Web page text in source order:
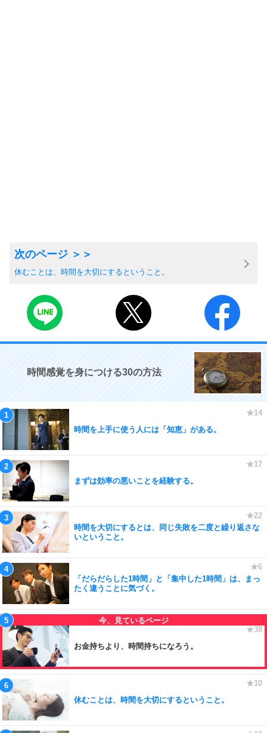
休むことは、時間を大切にするということ。
時間感覚を身につける30の方法
時間を上手に使う人には「知恵」がある。
まずは効率の悪いことを経験する。
時間を大切にするとは、同じ失敗を二度と繰り返さな
いということ。
「だらだらした1時間」と「集中した1時間」は、まっ
たく違うことに気づく。
お金持ちより、時間持ちになろう。
休むことは、時間を大切にするということ。